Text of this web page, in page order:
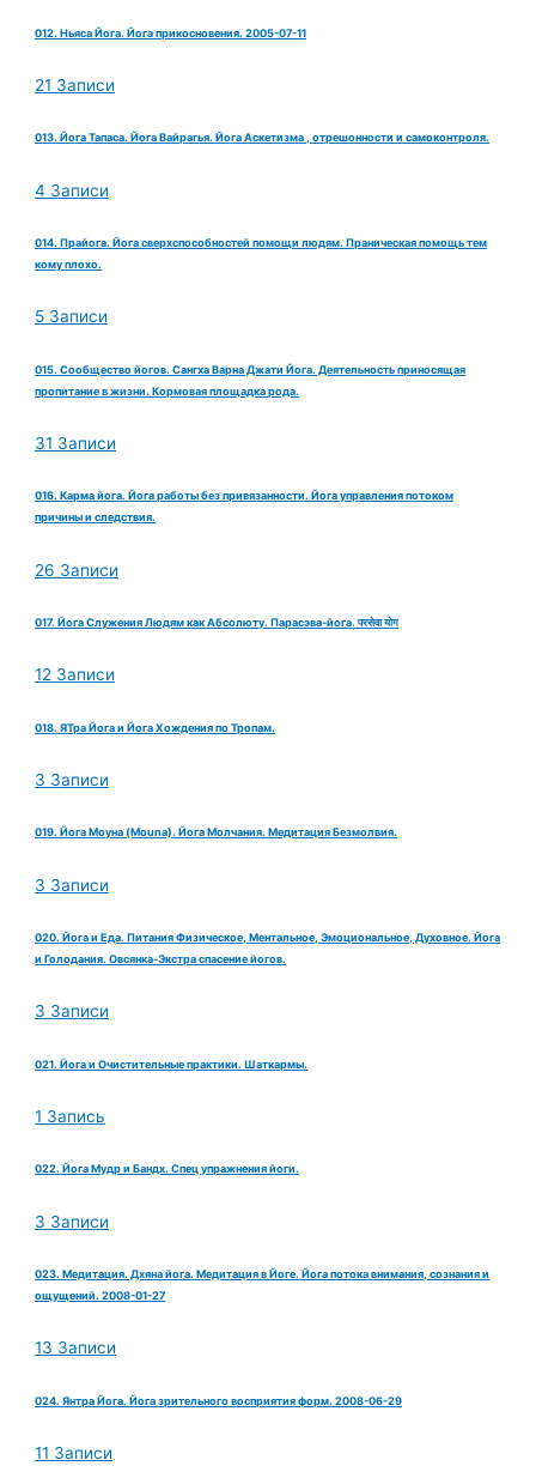
012. Ньяса Йога. Йога прикосновения. 2005-07-11
21 Записи
013. Йога Тапаса. Йога Вайрагья. Йога Аскетизма , отрешонности и самоконтроля.
4 Записи
014. Прайога. Йога сверхспособностей помощи людям. Праническая помощь тем
кому плохо.
5 Записи
015. Сообщество йогов. Сангха Варна Джати Йога. Деятельность приносящая
пропитание в жизни. Кормовая площадка рода.
31 Записи
016. Карма йога. Йога работы без привязанности. Йога управления потоком
причины и следствия.
26 Записи
017. Йога Служения Людям как Абсолюту. Парасэва-йога. परसेवा योग
12 Записи
018. ЯТра Йога и Йога Хождения по Тропам.
3 Записи
019. Йога Моуна (Mouna). Йога Молчания. Медитация Безмолвия.
3 Записи
020. Йога и Еда. Питания Физическое, Ментальное, Эмоциональное, Духовное. Йога
и Голодания. Овсянка-Экстра спасение йогов.
3 Записи
021. Йога и Очистительные практики. Шаткармы.
1 Запись
022. Йога Мудр и Бандх. Спец упражнения йоги.
3 Записи
023. Медитация. Дхяна йога. Медитация в Йоге. Йога потока внимания, сознания и
ощущений. 2008-01-27
13 Записи
024. Янтра Йога. Йога зрительного восприятия форм. 2008-06-29
11 Записи